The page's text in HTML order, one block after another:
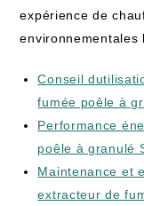
expérience de
environnementales
Conseil
fumée poêle à
Performance
poêle à granulé
Maintenance et
extracteur de